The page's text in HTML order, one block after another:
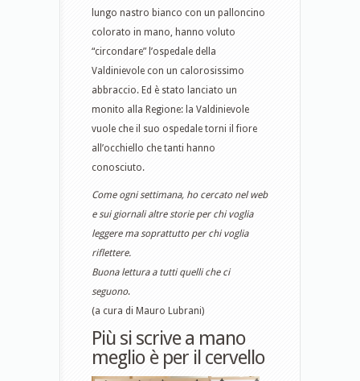
lungo nastro bianco con un palloncino
colorato in mano, hanno voluto
“circondare” l’ospedale della
Valdinievole con un calorosissimo
abbraccio. Ed è stato lanciato un
monito alla Regione: la Valdinievole
vuole che il suo ospedale torni il fiore
all’occhiello che tanti hanno
conosciuto.
Come ogni settimana, ho cercato nel web
e sui giornali altre storie per chi voglia
leggere ma soprattutto per chi voglia
riflettere.
Buona lettura a tutti quelli che ci
seguono.
(a cura di Mauro Lubrani)
Più si scrive a mano
meglio è per il cervello